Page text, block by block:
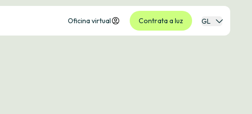
Oficina virtual Contrata a luz GL